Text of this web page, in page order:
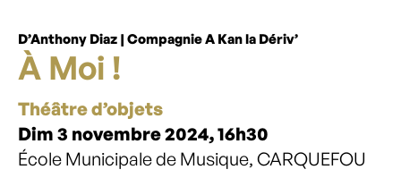
D’Anthony Diaz | Compagnie A Kan la Dériv’
À Moi !
Théâtre d’objets
Dim 3 novembre 2024, 16h30
École Municipale de Musique, CARQUEFOU